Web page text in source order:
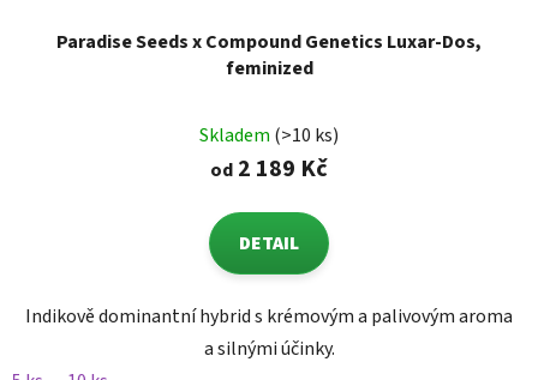
Paradise Seeds x Compound Genetics Luxar-Dos,
feminized
Skladem (>10 ks)
od 2 189 Kč
DETAIL
Indikově dominantní hybrid s krémovým a palivovým aroma
a silnými účinky.